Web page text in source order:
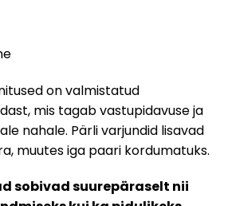
on valmistatud
mis tagab vastupidavuse ja
nahale. Pärli varjundid lisavad
muutes iga paari kordumatuks.
sobivad suurepäraselt nii